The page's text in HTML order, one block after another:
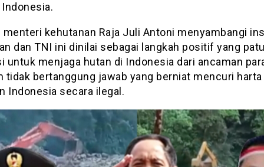
menteri kehutanan Raja Juli Antoni menyambangi
dan TNI ini dinilai sebagai langkah positif yang
untuk menjaga hutan di Indonesia dari ancaman
tidak bertanggung jawab yang berniat mencuri harta
Indonesia secara ilegal.